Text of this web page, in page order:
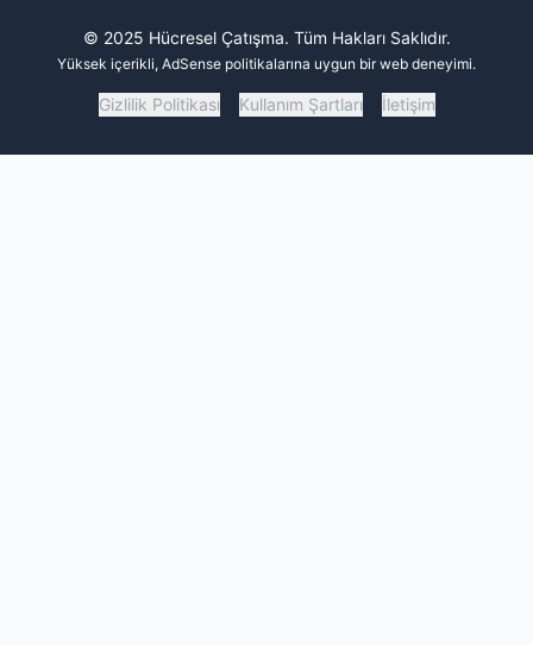
© 2025 Hücresel Çatışma. Tüm Hakları Saklıdır.
Yüksek içerikli, AdSense politikalarına uygun bir web deneyimi.
Gizlilik Politikası Kullanım Şartları İletişim